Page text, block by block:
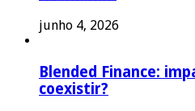
junho 4, 2026
Blended Finance:
coexistir?